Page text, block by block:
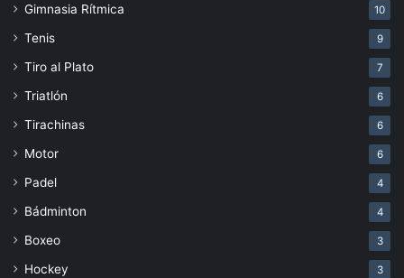
Gimnasia Rítmica 10
Tenis 9
Tiro al Plato 7
Triatlón 6
Tirachinas 6
Motor 6
Padel 4
Bádminton 4
Boxeo 3
Hockey 3